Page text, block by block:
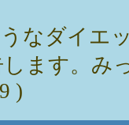
なダイエ
ます。み
)